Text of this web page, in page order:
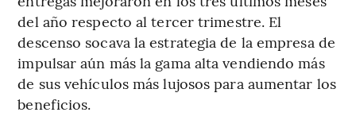
del año respecto al tercer trimestre. El
descenso socava la estrategia de la empresa de
impulsar aún más la gama alta vendiendo más
de sus vehículos más lujosos para aumentar los
beneficios.